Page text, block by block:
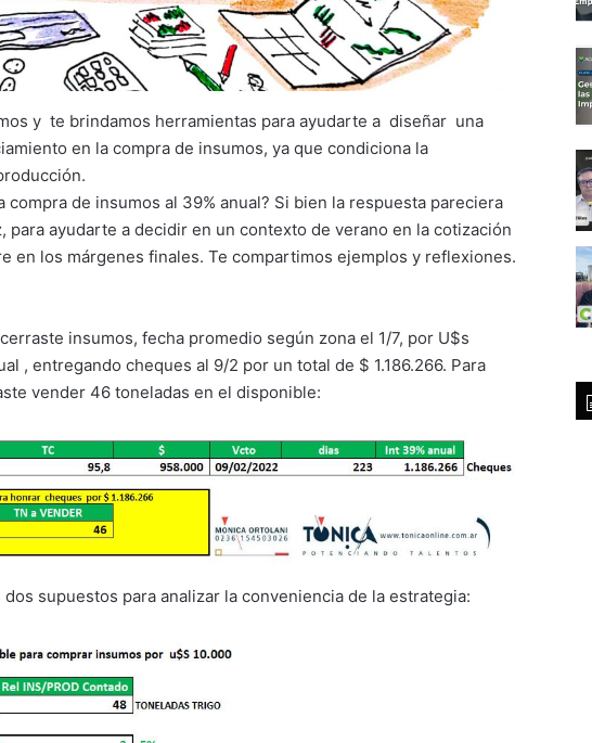
y te brindamos herramientas para ayudarte a diseñar una
en la compra de insumos, ya que condiciona la
compra de insumos al 39% anual? Si bien la respuesta pareciera
para ayudarte a decidir en un contexto de verano en la cotización
en los márgenes finales. Te compartimos ejemplos y reflexiones.
insumos, fecha promedio según zona el 1/7, por U$s
, entregando cheques al 9/2 por un total de $ 1.186.266. Para
vender 46 toneladas en el disponible:
supuestos para analizar la conveniencia de la estrategia: